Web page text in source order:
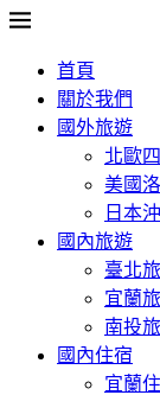
首頁
關於我們
國外旅遊
北歐
美國
日本
國內旅遊
臺北
宜蘭
南投
國內住宿
宜蘭